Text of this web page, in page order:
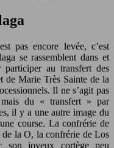
pas encore levée, c’est
se rassemblent dans et
au transfert des
de Marie Très Sainte de la
Il ne s’agit pas
mais du « transfert » par
il y a une autre image du
course. La confrérie de
de la O, la confrérie de Los
son joyeux cortège peu